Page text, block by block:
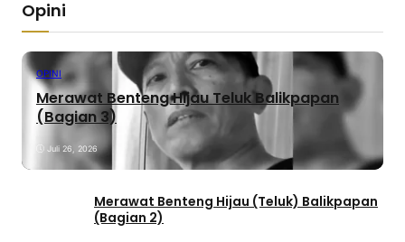
Opini
OPINI
Merawat Benteng Hijau Teluk Balikpapan
(Bagian 3)
Juli 26, 2026
Merawat Benteng Hijau (Teluk) Balikpapan
(Bagian 2)